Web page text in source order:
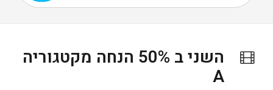
השני ב 50% הנחה מקטגוריה
A